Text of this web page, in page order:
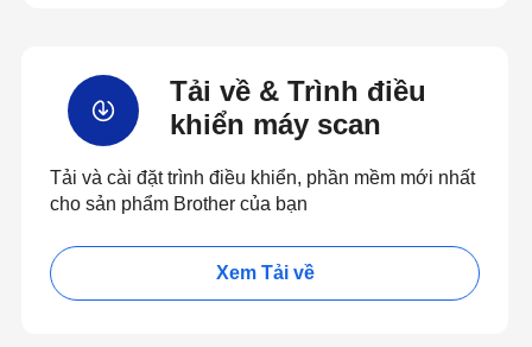
Tải về & Trình điều
khiển máy scan
Tải và cài đặt trình điều khiển, phần mềm mới nhất
cho sản phẩm Brother của bạn
Xem Tải về